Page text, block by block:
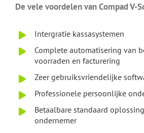
De vele voordelen van Compad V-
Intergratie kassasystemen
Complete automatisering van
voorraden en facturering
Zeer gebruiksvriendelijke
Professionele persoonlijke
Betaalbare standaard
ondernemer